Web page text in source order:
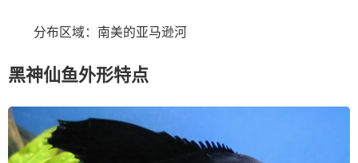
分布区域：南美的亚马逊河
黑神仙鱼外形特点